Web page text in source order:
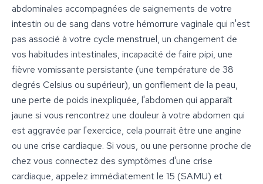
abdominales accompagnées de saignements de votre
intestin ou de sang dans votre hémorrure vaginale qui n'est
pas associé à votre cycle menstruel, un changement de
vos habitudes intestinales, incapacité de faire pipi, une
fièvre vomissante persistante (une température de 38
degrés Celsius ou supérieur), un gonflement de la peau,
une perte de poids inexpliquée, l'abdomen qui apparaît
jaune si vous rencontrez une douleur à votre abdomen qui
est aggravée par l'exercice, cela pourrait être une angine
ou une crise cardiaque. Si vous, ou une personne proche de
chez vous connectez des symptômes d'une crise
cardiaque, appelez immédiatement le 15 (SAMU) et